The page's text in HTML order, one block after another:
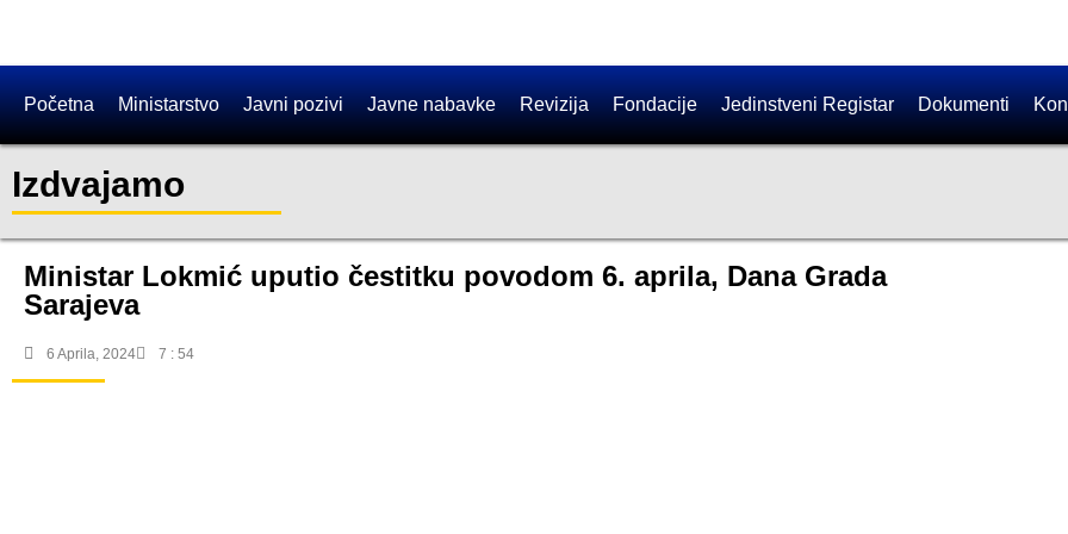
Početna Ministarstvo Javni pozivi Javne nabavke Revizija Fondacije Jedinstveni Registar Dokumenti
Izdvajamo
Ministar Lokmić uputio čestitku povodom 6. aprila, Dana Grada
Sarajeva
6 Aprila, 2024 7 : 54